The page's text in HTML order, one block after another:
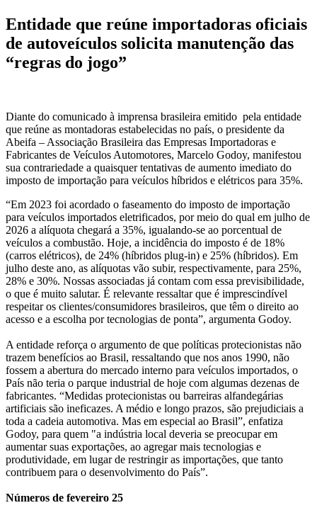
Entidade que reúne importadoras oficiais
de autoveículos solicita manutenção das
“regras do jogo”
Diante do comunicado à imprensa brasileira emitido pela entidade
que reúne as montadoras estabelecidas no país, o presidente da
Abeifa – Associação Brasileira das Empresas Importadoras e
Fabricantes de Veículos Automotores, Marcelo Godoy, manifestou
sua contrariedade a quaisquer tentativas de aumento imediato do
imposto de importação para veículos híbridos e elétricos para 35%.
“Em 2023 foi acordado o faseamento do imposto de importação
para veículos importados eletrificados, por meio do qual em julho de
2026 a alíquota chegará a 35%, igualando-se ao porcentual de
veículos a combustão. Hoje, a incidência do imposto é de 18%
(carros elétricos), de 24% (híbridos plug-in) e 25% (híbridos). Em
julho deste ano, as alíquotas vão subir, respectivamente, para 25%,
28% e 30%. Nossas associadas já contam com essa previsibilidade,
o que é muito salutar. É relevante ressaltar que é imprescindível
respeitar os clientes/consumidores brasileiros, que têm o direito ao
acesso e a escolha por tecnologias de ponta”, argumenta Godoy.
A entidade reforça o argumento de que políticas protecionistas não
trazem benefícios ao Brasil, ressaltando que nos anos 1990, não
fossem a abertura do mercado interno para veículos importados, o
País não teria o parque industrial de hoje com algumas dezenas de
fabricantes. “Medidas protecionistas ou barreiras alfandegárias
artificiais são ineficazes. A médio e longo prazos, são prejudiciais a
toda a cadeia automotiva. Mas em especial ao Brasil”, enfatiza
Godoy, para quem "a indústria local deveria se preocupar em
aumentar suas exportações, ao agregar mais tecnologias e
produtividade, em lugar de restringir as importações, que tanto
contribuem para o desenvolvimento do País”.
Números de fevereiro 25